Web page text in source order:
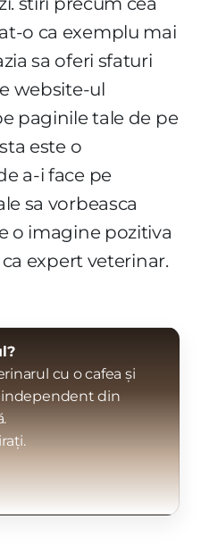
o ca exemplu mai
sa oferi sfaturi
website-ul
paginile tale de pe
este o
a-i face pe
sa vorbeasca
o imagine pozitiva
expert veterinar.
cu o cafea și
din